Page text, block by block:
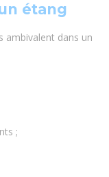
étang
ambivalent dans un
;